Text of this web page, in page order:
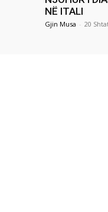
NË ITALI
Gjin Musa - 20